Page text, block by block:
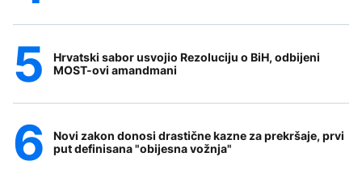
Hrvatski sabor usvojio Rezoluciju o BiH, odbijeni
MOST-ovi amandmani
Novi zakon donosi drastične kazne za prekršaje, prvi
put definisana "obijesna vožnja"